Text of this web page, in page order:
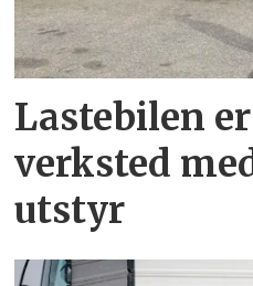
Lastebilen
verksted
utstyr